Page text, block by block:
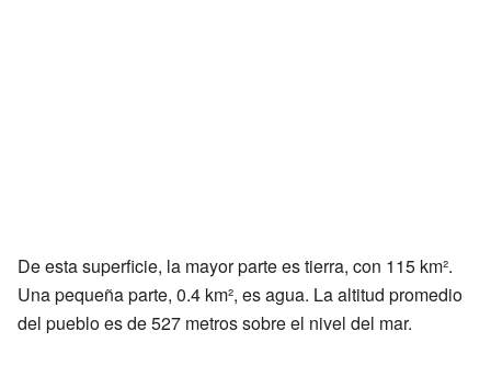
De esta superficie, la mayor parte es tierra, con 115 km².
Una pequeña parte, 0.4 km², es agua. La altitud promedio
del pueblo es de 527 metros sobre el nivel del mar.